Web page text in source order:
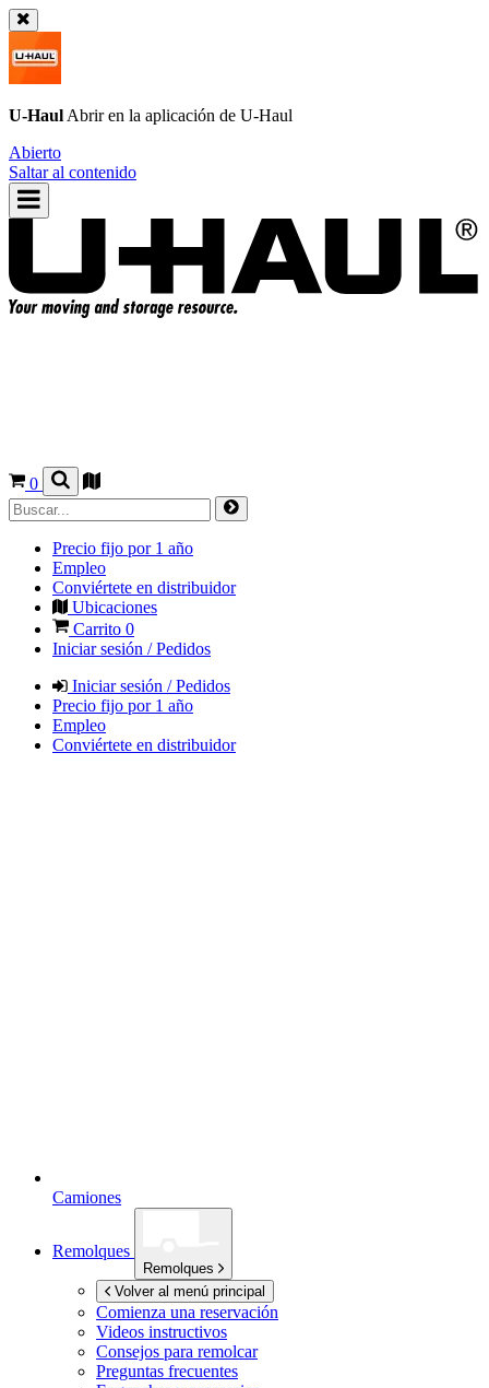
U-Haul Abrir en la aplicación de U-Haul
Abierto
Saltar al contenido
0
Precio fijo por 1 año
Empleo
Conviértete en distribuidor
Ubicaciones
Carrito 0
Iniciar sesión / Pedidos
Iniciar sesión / Pedidos
Precio fijo por 1 año
Empleo
Conviértete en distribuidor
Camiones
Remolques
Remolques
Volver al menú principal
Comienza una reservación
Videos instructivos
Consejos para remolcar
Preguntas frecuentes